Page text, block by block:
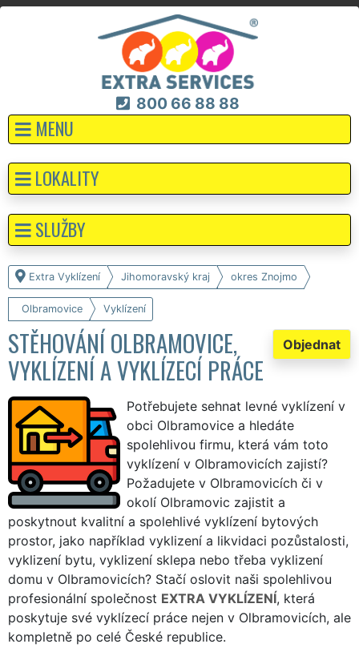
800 66 88 88
MENU
Extra Vyklízení Jihomoravský kraj okres Znojmo
Olbramovice Vyklízení
Objednat
STĚHOVÁNÍ OLBRAMOVICE,
VYKLÍZENÍ A VYKLÍZECÍ PRÁCE
Potřebujete sehnat levné vyklízení v
obci Olbramovice a hledáte
spolehlivou firmu, která vám toto
vyklízení v Olbramovicích zajistí?
Požadujete v Olbramovicích či v
okolí Olbramovic zajistit a
poskytnout kvalitní a spolehlivé vyklízení bytových
prostor, jako například vyklizení a likvidaci pozůstalosti,
vyklizení bytu, vyklizení sklepa nebo třeba vyklizení
domu v Olbramovicích? Stačí oslovit naši spolehlivou
profesionální společnost EXTRA VYKLÍZENÍ, která
poskytuje své vyklízecí práce nejen v Olbramovicích, ale
kompletně po celé České republice.
LOKALITY
SLUŽBY